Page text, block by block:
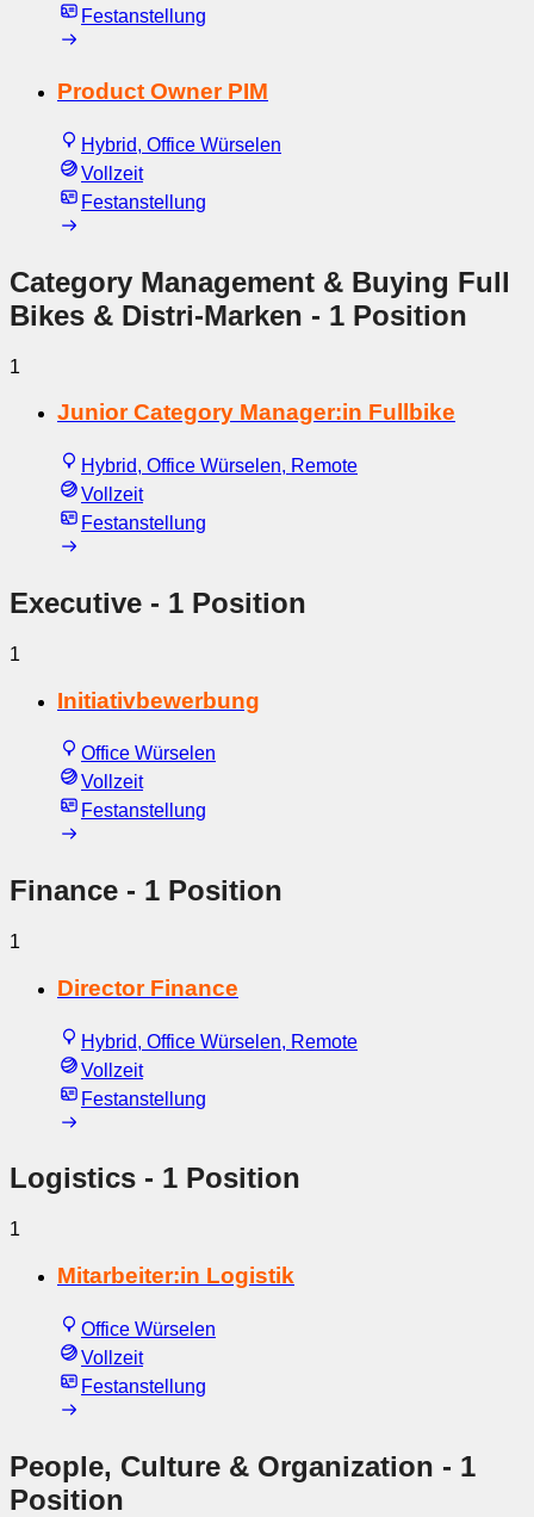
Festanstellung
Product Owner PIM
Hybrid, Office Würselen
Vollzeit
Festanstellung
Category Management & Buying Full
Bikes & Distri-Marken - 1 Position
1
Junior Category Manager:in Fullbike
Hybrid, Office Würselen, Remote
Vollzeit
Festanstellung
Executive - 1 Position
1
Initiativbewerbung
Office Würselen
Vollzeit
Festanstellung
Finance - 1 Position
1
Director Finance
Hybrid, Office Würselen, Remote
Vollzeit
Festanstellung
Logistics - 1 Position
1
Mitarbeiter:in Logistik
Office Würselen
Vollzeit
Festanstellung
People, Culture & Organization - 1
Position